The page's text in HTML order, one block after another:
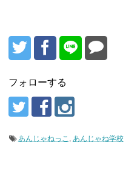
フォローする
あんじゃねっこ , あんじゃね学校